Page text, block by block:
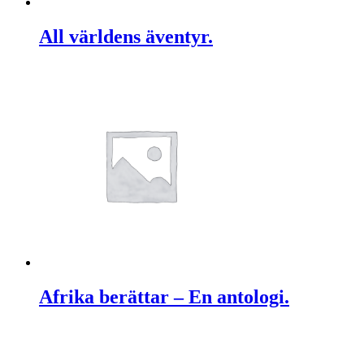
All världens äventyr.
Afrika berättar – En antologi.